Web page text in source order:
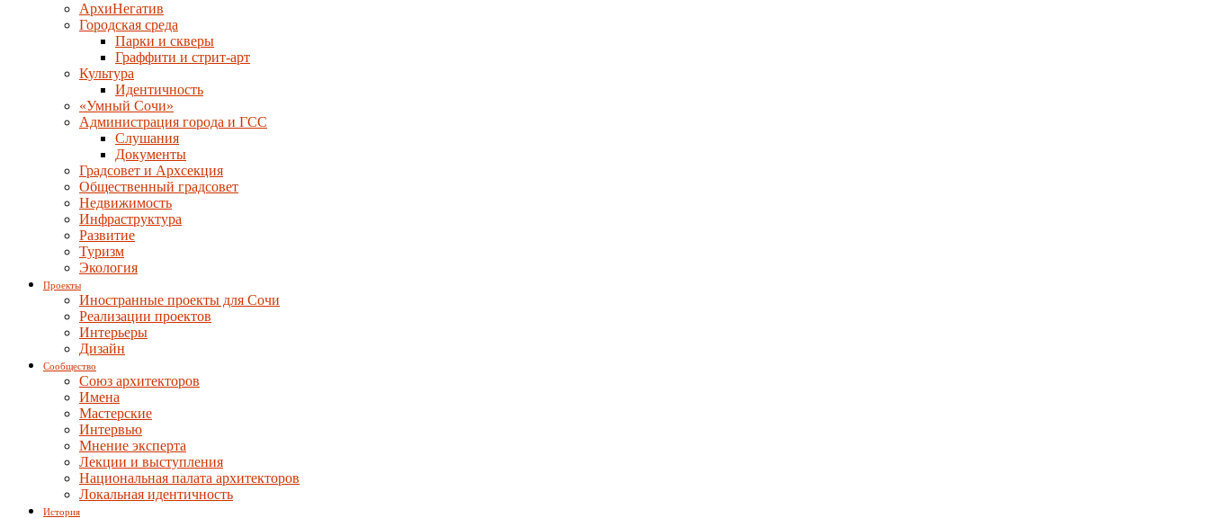
АрхиНегатив
Городская среда
Парки и скверы
Граффити и стрит-арт
Культура
Идентичность
«Умный Сочи»
Администрация города и ГСС
Слушания
Документы
Градсовет и Архсекция
Общественный градсовет
Недвижимость
Инфраструктура
Развитие
Туризм
Экология
Проекты
Иностранные проекты для Сочи
Реализации проектов
Интерьеры
Дизайн
Сообщество
Союз архитекторов
Имена
Мастерские
Интервью
Мнение эксперта
Лекции и выступления
Национальная палата архитекторов
Локальная идентичность
История